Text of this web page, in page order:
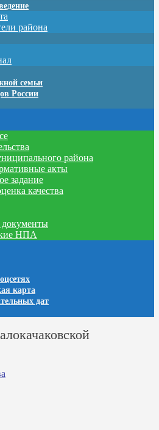
района
семьи
России
района
акты
задание
качества
НПА
карта
дат